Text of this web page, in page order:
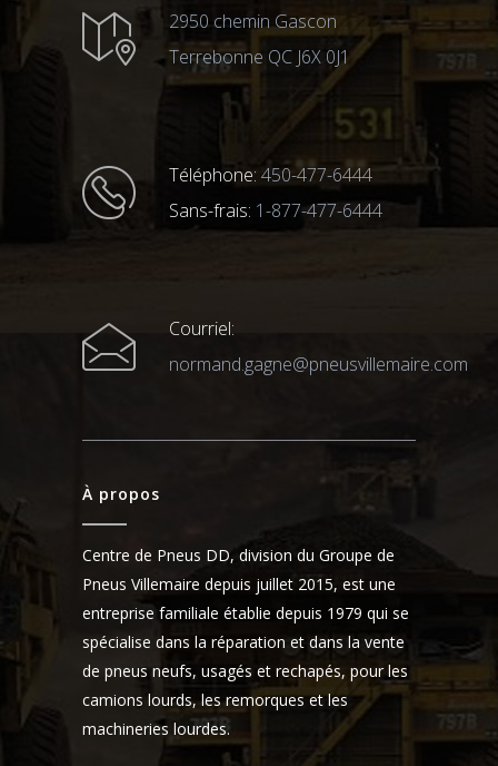
2950 chemin Gascon
Terrebonne QC J6X 0J1
Téléphone: 450-477-6444
Sans-frais: 1-877-477-6444
Courriel:
normand.gagne@pneusvillemaire.com
À propos
Centre de Pneus DD, division du Groupe de
Pneus Villemaire depuis juillet 2015, est une
entreprise familiale établie depuis 1979 qui se
spécialise dans la réparation et dans la vente
de pneus neufs, usagés et rechapés, pour les
camions lourds, les remorques et les
machineries lourdes.